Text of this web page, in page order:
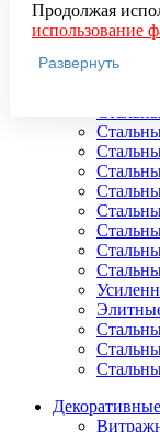
Продолжая
использование
местоположении,
для
использования
Если вы не
настройте
Развернуть